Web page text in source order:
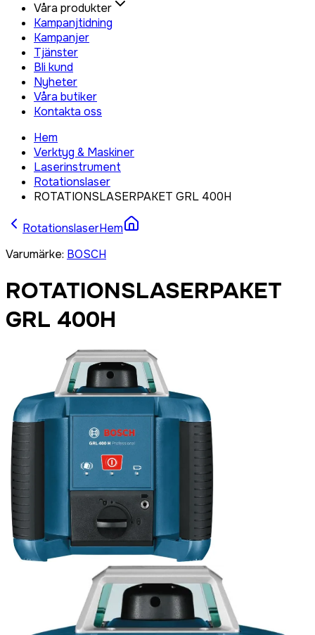
Våra produkter
Kampanjtidning
Kampanjer
Tjänster
Bli kund
Nyheter
Våra butiker
Kontakta oss
Hem
Verktyg & Maskiner
Laserinstrument
Rotationslaser
ROTATIONSLASERPAKET GRL 400H
RotationslaserHem
Varumärke: BOSCH
ROTATIONSLASERPAKET
GRL 400H